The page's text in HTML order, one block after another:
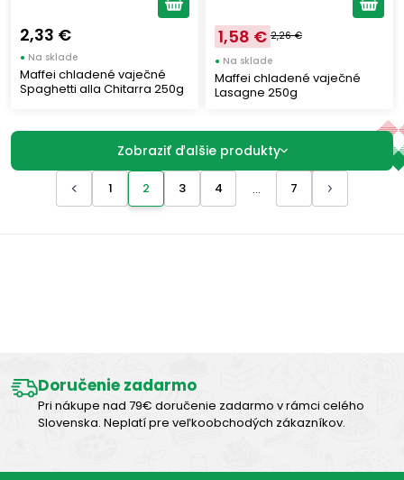
2,33 €
● Na sklade
Maffei chladené vaječné
Spaghetti alla Chitarra 250g
1,58 € 2,26 €
● Na sklade
Maffei chladené vaječné
Lasagne 250g
Zobraziť ďalšie produkty
1 2 3 4 ... 7
Doručenie zadarmo
Pri nákupe nad 79€ doručenie zadarmo v rámci celého
Slovenska. Neplatí pre veľkoobchodých zákazníkov.